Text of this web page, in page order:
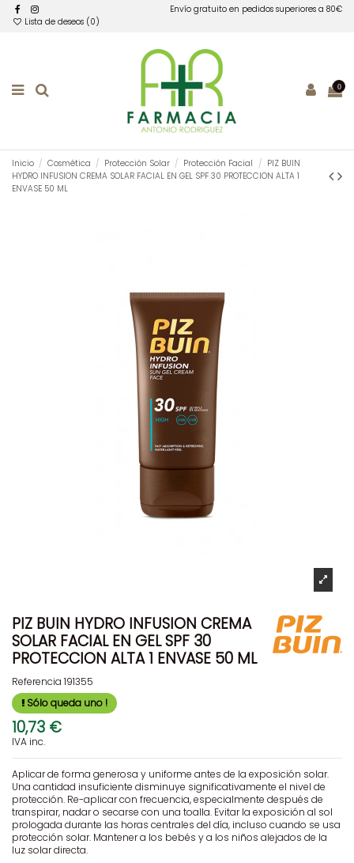
Envío gratuito en pedidos superiores a 80€
Lista de deseos (0 )
0
Inicio Cosmética Protección Solar Protección Facial
PIZ BUIN
HYDRO INFUSION CREMA SOLAR FACIAL EN GEL SPF 30 PROTECCION ALTA 1
ENVASE 50 ML
PIZ BUIN HYDRO INFUSION CREMA
SOLAR FACIAL EN GEL SPF 30
PROTECCION ALTA 1 ENVASE 50 ML
Referencia 191355
Sólo queda uno !
10,73 €
IVA inc.
Aplicar de forma generosa y uniforme antes de la exposición solar.
Una cantidad insuficiente disminuye significativamente el nivel de
protección. Re-aplicar con frecuencia, especialmente después de
transpirar, nadar o secarse con una toalla. Evitar la exposición al sol
prologada durante las horas centrales del día, incluso cuando se usa
protección solar. Mantener a los bebés y a los niños alejados de la
luz solar directa.